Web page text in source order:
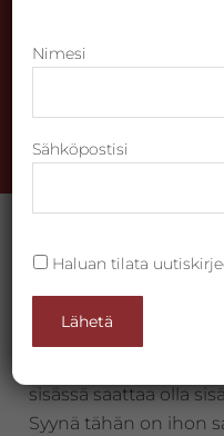
Varaa aika
Sarveistapit ovat
sisässä saattaa olla
Syynä tähän on ihon
Nimesi
Sähköpostisi
Haluan tilata
Alternative: